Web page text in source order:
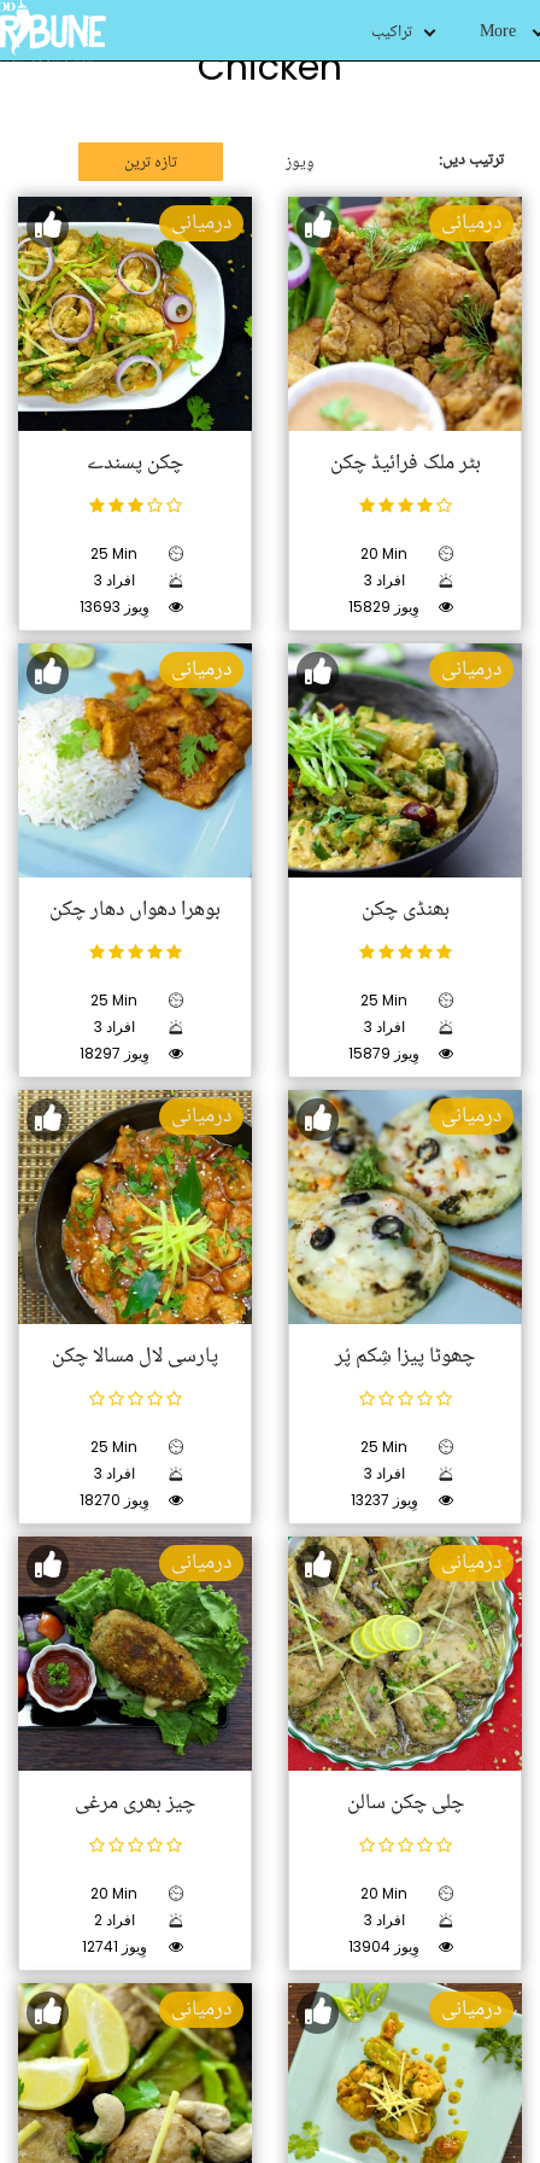
تراکیب More
Chicken
ترتیب دیں: تازہ ترین وِیوز
درمیانی
چکن پسندے
25 Min
3 افراد
13693 وِیوز
درمیانی
بٹر ملک فرائیڈ چکن
20 Min
3 افراد
15829 وِیوز
درمیانی
بوھرا دھواں دھار چکن
25 Min
3 افراد
18297 وِیوز
درمیانی
بھنڈی چکن
25 Min
3 افراد
15879 وِیوز
درمیانی
پارسی لال مسالا چکن
25 Min
3 افراد
18270 وِیوز
درمیانی
چھوٹا پیزا شِکم پُر
25 Min
3 افراد
13237 وِیوز
درمیانی
چیز بھری مرغی
20 Min
2 افراد
12741 وِیوز
درمیانی
چلی چکن سالن
20 Min
3 افراد
13904 وِیوز
درمیانی درمیانی